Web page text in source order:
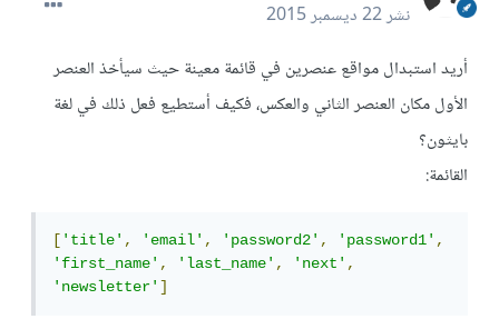
نشر22 ديسمبر 2015
أريد استبدال مواقع عنصرين في قائمة معينة حيث سيأخذ العنصر
الأول مكان العنصر الثاني والعكس، فكيف أستطيع فعل ذلك في لغة
بايثون؟
القائمة:
['title', 'email', 'password2', 'password1',
'first_name', 'last_name', 'next',
'newsletter']